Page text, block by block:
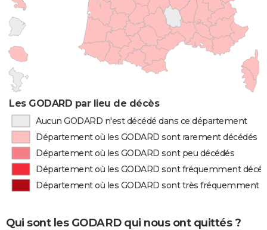
Les GODARD par lieu de décès
Aucun GODARD n'est décédé dans ce département
Département où les GODARD sont rarement décédés
Département où les GODARD sont peu décédés
Département où les GODARD sont fréquemment
Département où les GODARD sont très fréquemment
Qui sont les GODARD qui nous ont quittés ?